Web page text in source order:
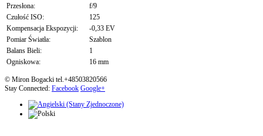
Przesłona:
f/9
Czułość ISO:
125
Kompensacja Ekspozycji:
-0,33 EV
Pomiar Światła:
Szablon
Balans Bieli:
1
Ogniskowa:
16 mm
© Miron Bogacki tel.+48503820566
Stay Connected: Facebook Google+